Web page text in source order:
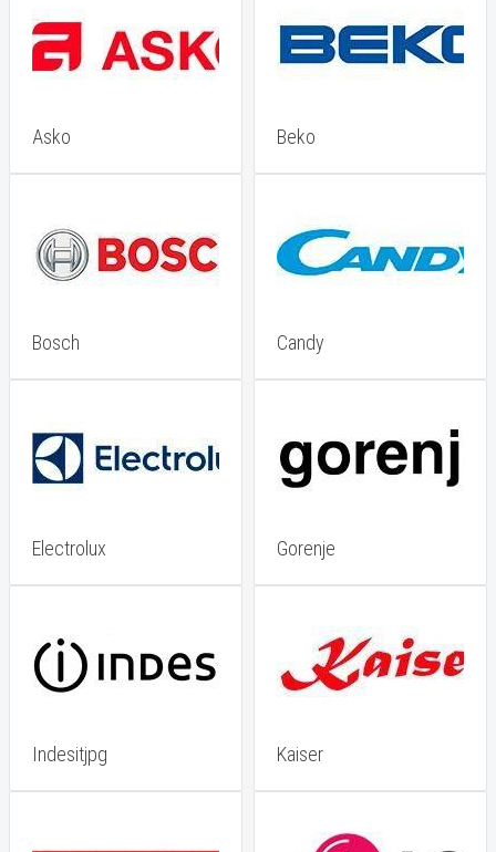
Asko Beko
Bosch Candy
Electrolux Gorenje
Indesitjpg Kaiser